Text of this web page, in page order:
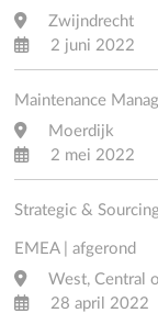
Zwijndrecht
2 juni 2022
Maintenance
Moerdijk
2 mei 2022
Strategic &
EMEA | afgerond
West, Central
28 april 2022